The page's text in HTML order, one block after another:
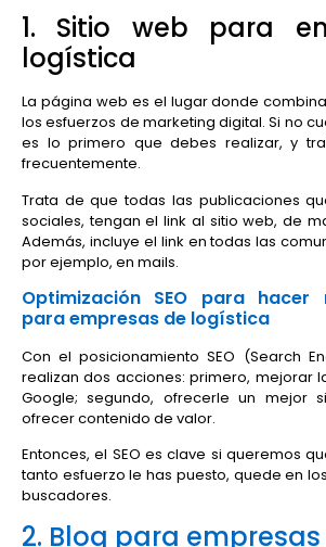
1. Sitio web para
logística
La página web es el lugar donde
los esfuerzos de marketing digital. Si no
es lo primero que debes realizar, y
frecuentemente.
Trata de que todas las publicaciones
sociales, tengan el link al sitio web, de
Además, incluye el link en todas las
por ejemplo, en mails.
Optimización SEO para hacer
para empresas de logística
Con el posicionamiento SEO (Search
realizan dos acciones: primero, mejorar
Google; segundo, ofrecerle un mejor
ofrecer contenido de valor.
Entonces, el SEO es clave si queremos
tanto esfuerzo le has puesto, quede en
buscadores.
2. Blog para